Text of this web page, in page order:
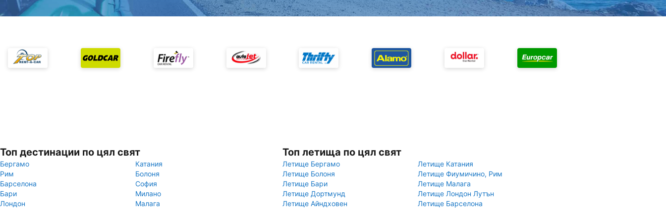
Топ дестинации по цял свят
Бергамо
Катания
Рим
Болоня
Барселона
София
Бари
Милано
Лондон
Малага
Топ летища по цял свят
Летище Бергамо
Летище Катания
Летище Болоня
Летище Фиумичино, Рим
Летище Бари
Летище Малага
Летище Дортмунд
Летище Лондон Лутън
Летище Айндховен
Летище Барселона